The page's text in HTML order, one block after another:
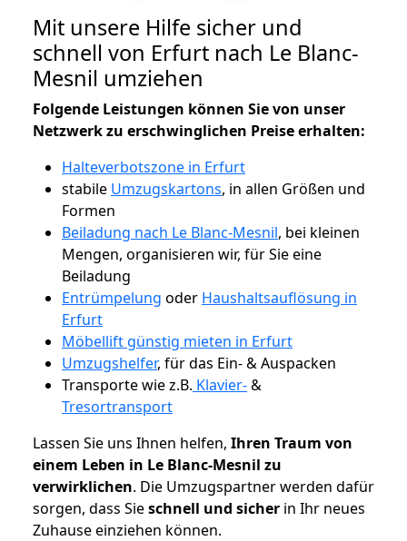
Mit unsere Hilfe sicher und
schnell von Erfurt nach Le Blanc-
Mesnil umziehen
Folgende Leistungen können Sie von unser
Netzwerk zu erschwinglichen Preise erhalten:
Halteverbotszone in Erfurt
stabile Umzugskartons, in allen Größen und
Formen
Beiladung nach Le Blanc-Mesnil, bei kleinen
Mengen, organisieren wir, für Sie eine
Beiladung
Entrümpelung oder Haushaltsauflösung in
Erfurt
Möbellift günstig mieten in Erfurt
Umzugshelfer, für das Ein- & Auspacken
Transporte wie z.B. Klavier-&
Tresortransport
Lassen Sie uns Ihnen helfen, Ihren Traum von
einem Leben in Le Blanc-Mesnil zu
verwirklichen. Die Umzugspartner werden dafür
sorgen, dass Sieschnell und sicher in Ihr neues
Zuhause einziehen können.